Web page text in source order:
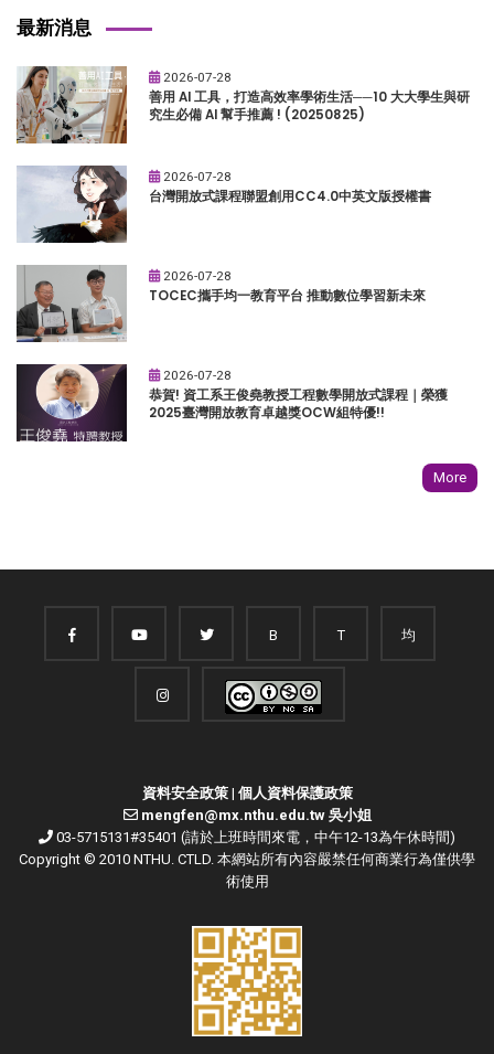
最新消息
2026-07-28
善用 AI 工具，打造高效率學術生活──10 大大學生與研
究生必備 AI 幫手推薦 ! (20250825)
2026-07-28
台灣開放式課程聯盟創用CC4.0中英文版授權書
2026-07-28
TOCEC攜手均一教育平台 推動數位學習新未來
2026-07-28
恭賀! 資工系王俊堯教授工程數學開放式課程｜榮獲
2025臺灣開放教育卓越獎OCW組特優!!
More
B T 均
資料安全政策| 個人資料保護政策
mengfen@mx.nthu.edu.tw 吳小姐
03-5715131#35401 (請於上班時間來電，中午12-13為午休時間)
Copyright © 2010 NTHU. CTLD. 本網站所有內容嚴禁任何商業行為僅供學
術使用